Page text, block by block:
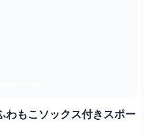
わもこソックス付きスポー